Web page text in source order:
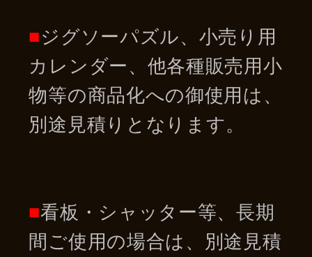
■ジグソーパズル、小売り用
カレンダー、他各種販売用小
物等の商品化への御使用は、
別途見積りとなります。
■看板・シャッター等、長期
間ご使用の場合は、別途見積